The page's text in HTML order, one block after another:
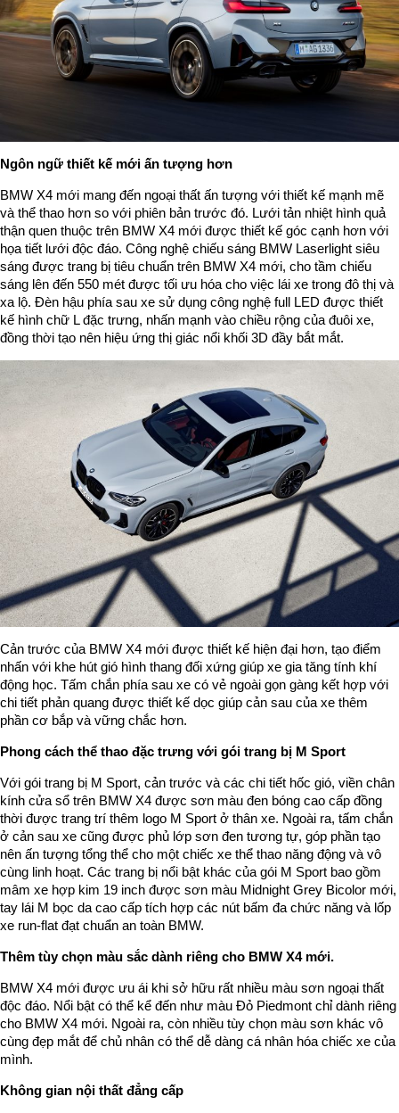
Ngôn ngữ thiết kế mới ấn tượng hơn
BMW X4 mới mang đến ngoại thất ấn tượng với thiết kế mạnh mẽ
và thể thao hơn so với phiên bản trước đó. Lưới tản nhiệt hình quả
thận quen thuộc trên BMW X4 mới được thiết kế góc cạnh hơn với
họa tiết lưới độc đáo. Công nghệ chiếu sáng BMW Laserlight siêu
sáng được trang bị tiêu chuẩn trên BMW X4 mới, cho tầm chiếu
sáng lên đến 550 mét được tối ưu hóa cho việc lái xe trong đô thị và
xa lộ. Đèn hậu phía sau xe sử dụng công nghệ full LED được thiết
kế hình chữ L đặc trưng, nhấn mạnh vào chiều rộng của đuôi xe,
đồng thời tạo nên hiệu ứng thị giác nổi khối 3D đầy bắt mắt.
Cản trước của BMW X4 mới được thiết kế hiện đại hơn, tạo điểm
nhấn với khe hút gió hình thang đối xứng giúp xe gia tăng tính khí
động học. Tấm chắn phía sau xe có vẻ ngoài gọn gàng kết hợp với
chi tiết phản quang được thiết kế dọc giúp cản sau của xe thêm
phần cơ bắp và vững chắc hơn.
Phong cách thể thao đặc trưng với gói trang bị M Sport
Với gói trang bị M Sport, cản trước và các chi tiết hốc gió, viền chân
kính cửa sổ trên BMW X4 được sơn màu đen bóng cao cấp đồng
thời được trang trí thêm logo M Sport ở thân xe. Ngoài ra, tấm chắn
ở cản sau xe cũng được phủ lớp sơn đen tương tự, góp phần tạo
nên ấn tượng tổng thể cho một chiếc xe thể thao năng động và vô
cùng linh hoạt. Các trang bị nổi bật khác của gói M Sport bao gồm
mâm xe hợp kim 19 inch được sơn màu Midnight Grey Bicolor mới,
tay lái M bọc da cao cấp tích hợp các nút bấm đa chức năng và lốp
xe run-flat đạt chuẩn an toàn BMW.
Thêm tùy chọn màu sắc dành riêng cho BMW X4 mới.
BMW X4 mới được ưu ái khi sở hữu rất nhiều màu sơn ngoại thất
độc đáo. Nổi bật có thể kể đến như màu Đỏ Piedmont chỉ dành riêng
cho BMW X4 mới. Ngoài ra, còn nhiều tùy chọn màu sơn khác vô
cùng đẹp mắt để chủ nhân có thể dễ dàng cá nhân hóa chiếc xe của
mình.
Không gian nội thất đẳng cấp